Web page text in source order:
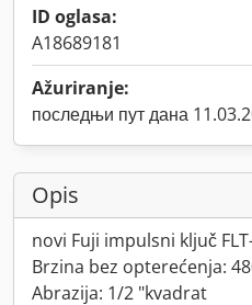
ID oglasa:
A18689181
Ažuriranje:
последњи пут дана
Opis
novi Fuji impulsni ključ
Brzina bez opterećenja:
Abrazija: 1/2 "kvadrat